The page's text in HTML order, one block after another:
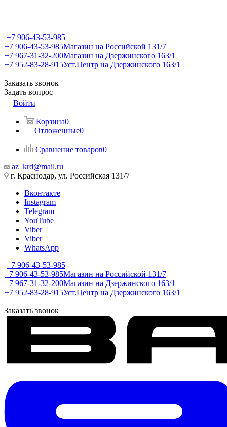
+7 906-43-53-985
+7 906-43-53-985Магазин на Российской 131/7
+7 967-31-32-200Магазин на Дзержинского 163/1
+7 952-83-28-915Уст.Центр на Дзержинского 163/1
Заказать звонок
Задать вопрос
Войти
Корзина0
Отложенные0
Сравнение товаров0
az_krd@mail.ru
г. Краснодар, ул. Российская 131/7
Вконтакте
Instagram
Telegram
YouTube
Viber
Viber
WhatsApp
+7 906-43-53-985
+7 906-43-53-985Магазин на Российской 131/7
+7 967-31-32-200Магазин на Дзержинского 163/1
+7 952-83-28-915Уст.Центр на Дзержинского 163/1
Заказать звонок